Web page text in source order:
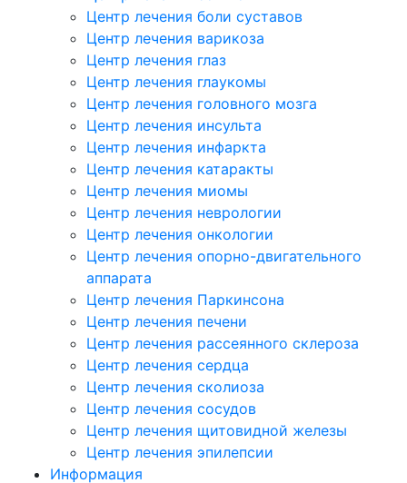
Центр лечения боли суставов
Центр лечения варикоза
Центр лечения глаз
Центр лечения глаукомы
Центр лечения головного мозга
Центр лечения инсульта
Центр лечения инфаркта
Центр лечения катаракты
Центр лечения миомы
Центр лечения неврологии
Центр лечения онкологии
Центр лечения опорно-двигательного
аппарата
Центр лечения Паркинсона
Центр лечения печени
Центр лечения рассеянного склероза
Центр лечения сердца
Центр лечения сколиоза
Центр лечения сосудов
Центр лечения щитовидной железы
Центр лечения эпилепсии
Информация